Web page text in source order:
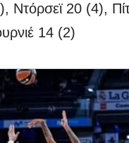
20 (4),
14 (2)